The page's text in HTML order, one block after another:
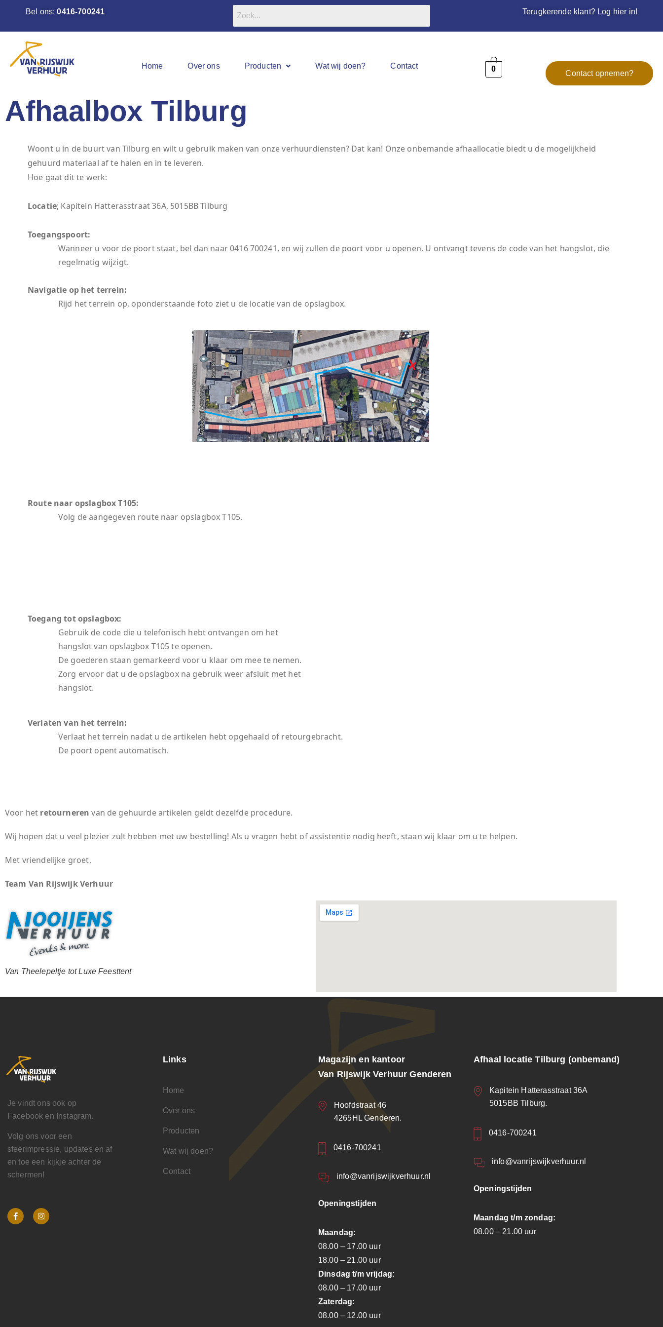
Bel ons:0416-700241 Terugkerende klant? Log hier in!
Home Over ons Producten Wat wij doen? Contact 0
Contact opnemen?
Afhaalbox Tilburg
Woont u in de buurt van Tilburg en wilt u gebruik maken van onze verhuurdiensten? Dat kan! Onze onbemande afhaallocatie biedt u de mogelijkheid
gehuurd materiaal af te halen en in te leveren.
Hoe gaat dit te werk:
Locatie; Kapitein Hatterasstraat 36A, 5015BB Tilburg
Toegangspoort:
Wanneer u voor de poort staat, bel dan naar 0416 700241, en wij zullen de poort voor u openen. U ontvangt tevens de code van het hangslot, die
regelmatig wijzigt.
Navigatie op het terrein:
Rijd het terrein op, oponderstaande foto ziet u de locatie van de opslagbox.
Route naar opslagbox T105:
Volg de aangegeven route naar opslagbox T105.
Toegang tot opslagbox:
Gebruik de code die u telefonisch hebt ontvangen om het
hangslot van opslagbox T105 te openen.
De goederen staan gemarkeerd voor u klaar om mee te nemen.
Zorg ervoor dat u de opslagbox na gebruik weer afsluit met het
hangslot.
Verlaten van het terrein:
Verlaat het terrein nadat u de artikelen hebt opgehaald of retourgebracht.
De poort opent automatisch.
Voor het retourneren van de gehuurde artikelen geldt dezelfde procedure.
Wij hopen dat u veel plezier zult hebben met uw bestelling! Als u vragen hebt of assistentie nodig heeft, staan wij klaar om u te helpen.
Met vriendelijke groet,
Team Van Rijswijk Verhuur
Van Theelepeltje tot Luxe Feesttent
Je vindt ons ook op
Facebook en Instagram.
Volg ons voor een
sfeerimpressie, updates en af
en toe een kijkje achter de
schermen!
Links
Home
Over ons
Producten
Wat wij doen?
Contact
Magazijn en kantoor
Van Rijswijk Verhuur Genderen
Hoofdstraat 46
4265HL Genderen.
0416-700241
info@vanrijswijkverhuur.nl
Openingstijden
Maandag:
08.00 – 17.00 uur
18.00 – 21.00 uur
Dinsdag t/m vrijdag:
08.00 – 17.00 uur
Zaterdag:
08.00 – 12.00 uur
Afhaal locatie Tilburg (onbemand)
Kapitein Hatterasstraat 36A
5015BB Tilburg.
0416-700241
info@vanrijswijkverhuur.nl
Openingstijden
Maandag t/m zondag:
08.00 – 21.00 uur